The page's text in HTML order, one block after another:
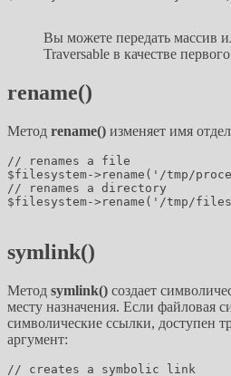
Вы можете передать массив
Traversable в качестве
rename()
Метод rename() изменяет имя
// renames a file
$filesystem->rename('/tmp/
// renames a directory
$filesystem->rename('/tmp/
symlink()
Метод symlink() создает
месту назначения. Если файловая
символические ссылки, доступен
аргумент:
// creates a symbolic link